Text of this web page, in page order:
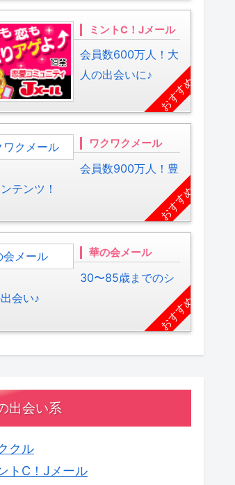
ミントC！Jメール
会員数600万人！大
人の出会いに♪
おすすめ
ワクワクメール
会員数900万人！豊
テンツ！
おすすめ
華の会メール
30〜85歳までのシ
会い♪
おすすめ
出会い系
クル
トC！Jメール